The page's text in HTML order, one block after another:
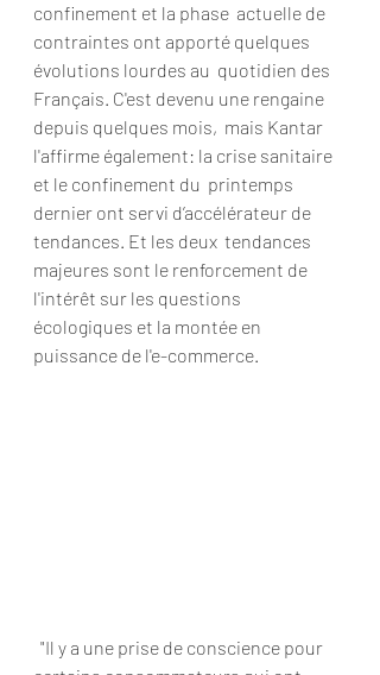
confinement et la phase  actuelle de
contraintes ont apporté quelques
évolutions lourdes au  quotidien des
Français. C'est devenu une rengaine
depuis quelques mois,  mais Kantar
l'affirme également: la crise sanitaire
et le confinement du  printemps
dernier ont servi d’accélérateur de
tendances. Et les deux  tendances
majeures sont le renforcement de
l'intérêt sur les questions
écologiques et la montée en
puissance de l'e-commerce.